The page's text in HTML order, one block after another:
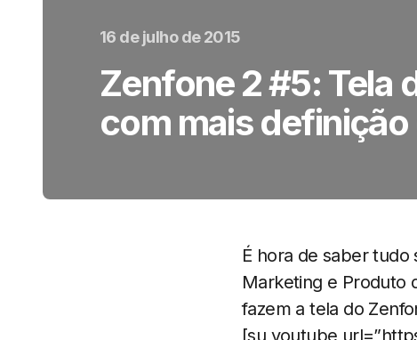
16 de julho de 2015
Zenfone 2 #5: Tela
com mais
É hora de saber tudo
Marketing e Produto
fazem a tela do
[su_youtube